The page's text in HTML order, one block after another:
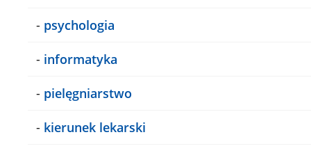
- psychologia
- informatyka
- pielęgniarstwo
- kierunek lekarski